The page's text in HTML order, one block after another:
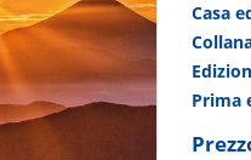
Casa
Prima